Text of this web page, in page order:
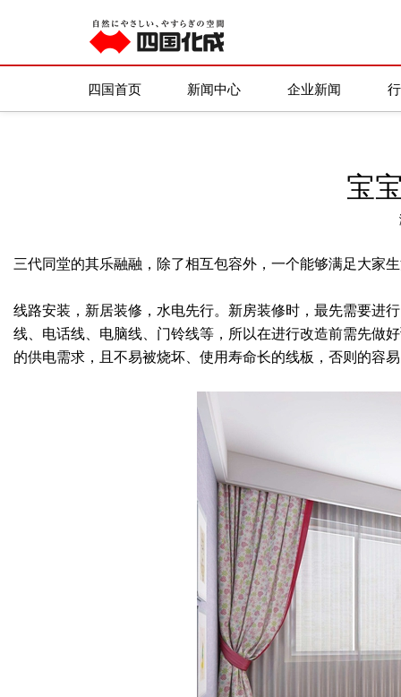
四国首页 新闻中心 企业新闻
宝
三代同堂的其乐融融，除了相互包容外，一个能够满足大家
线路安装，新居装修，水电先行。新房装修时，最先需要进
线、电话线、电脑线、门铃线等，所以在进行改造前需先做
的供电需求，且不易被烧坏、使用寿命长的线板，否则的容